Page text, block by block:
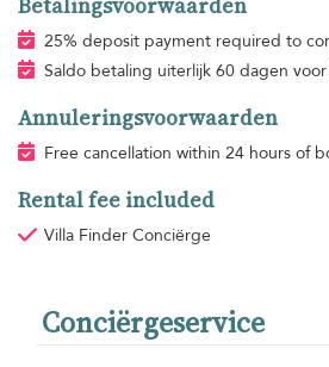
Betalingsvoorwaarden
25% deposit payment required to
Saldo betaling uiterlijk 60 dagen
Annuleringsvoorwaarden
Free cancellation within 24 hours of
Rental fee included
Villa Finder Conciërge
Conciërgeservice